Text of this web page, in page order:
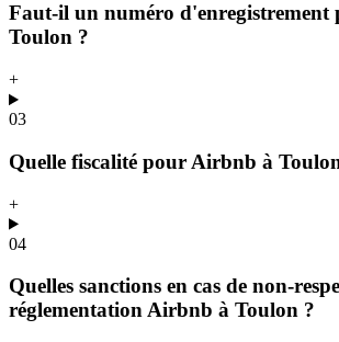
Faut-il un numéro
Toulon ?
+
03
Quelle fiscalité pour Airbnb à
+
04
Quelles sanctions en cas de non-
réglementation Airbnb à Toulon ?